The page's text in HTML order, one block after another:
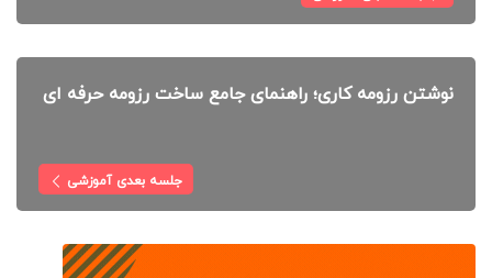
نوشتن رزومه کاری؛ راهنمای جامع ساخت رزومه حرفه ای
جلسه بعدی آموزشی